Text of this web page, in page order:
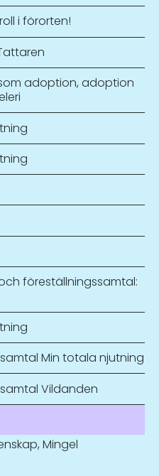
i förorten!
adoption, adoption
föreställningssamtal:
Min totala njutning
Vildanden
Mingel